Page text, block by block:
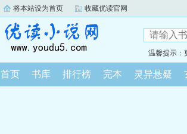
将本站设为首页 收藏优读官网
温馨提示：
首页 书库 排行榜 完本 灵异悬疑